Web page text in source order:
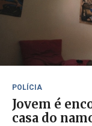
POLÍCIA
Jovem é
casa do